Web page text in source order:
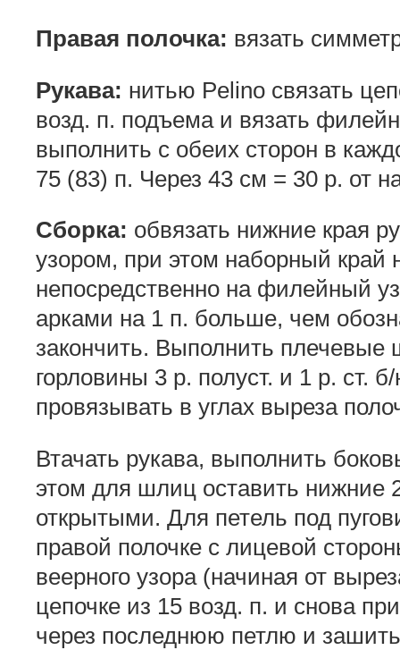
Правая полочка: вязать
Рукава: нитью Pelino связать
возд. п. подъема и вязать
выполнить с обеих сторон в
75 (83) п. Через 43 см = 30 р. от
Сборка: обвязать нижние края
узором, при этом наборный край
непосредственно на филейный
арками на 1 п. больше, чем
закончить. Выполнить
горловины 3 р. полуст. и 1 р. ст.
провязывать в углах выреза
Втачать рукава, выполнить
этом для шлиц оставить нижние
открытыми. Для петель под
правой полочке с лицевой
веерного узора (начиная от
цепочке из 15 возд. п. и снова
через последнюю петлю и